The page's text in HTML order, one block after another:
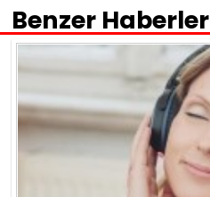
Benzer Haberler